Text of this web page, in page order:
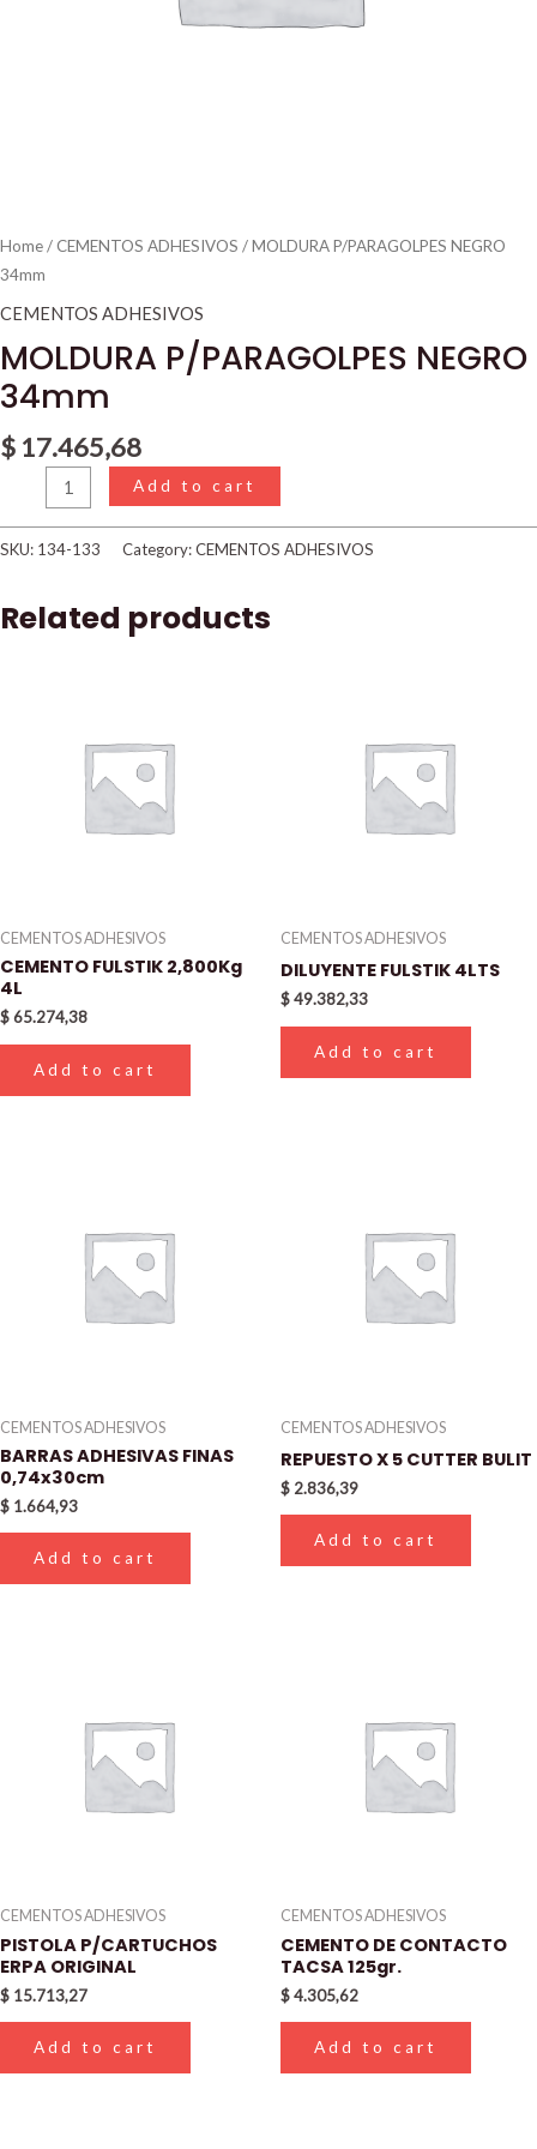
Home/ CEMENTOS ADHESIVOS / MOLDURA P/PARAGOLPES NEGRO
34mm
CEMENTOS ADHESIVOS
MOLDURA P/PARAGOLPES NEGRO
34mm
$ 17.465,68
Add to cart
SKU: 134-133 Category:CEMENTOS ADHESIVOS
Related products
CEMENTOS ADHESIVOS
CEMENTO FULSTIK 2,800Kg
4L
$65.274,38
Add to cart
CEMENTOS ADHESIVOS
DILUYENTE FULSTIK 4LTS
$49.382,33
Add to cart
CEMENTOS ADHESIVOS
BARRAS ADHESIVAS FINAS
0,74x30cm
$ 1.664,93
Add to cart
CEMENTOS ADHESIVOS
REPUESTO X 5 CUTTER BULIT
$ 2.836,39
Add to cart
CEMENTOS ADHESIVOS
PISTOLA P/CARTUCHOS
ERPA ORIGINAL
$ 15.713,27
Add to cart
CEMENTOS ADHESIVOS
CEMENTO DE CONTACTO
TACSA 125gr.
$4.305,62
Add to cart